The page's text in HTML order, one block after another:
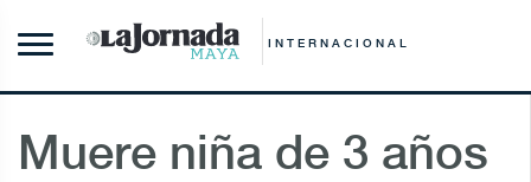
INTERNACIONAL
Muere niña de 3 años